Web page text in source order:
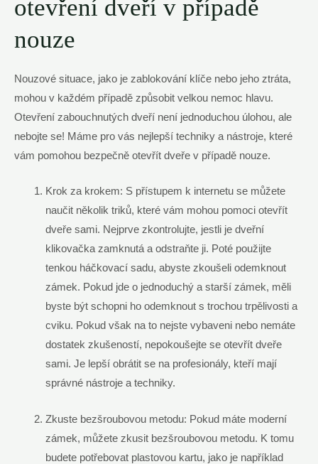
otevření dveří v případě
nouze
Nouzové situace, jako je zablokování klíče nebo jeho ztráta,
mohou v každém případě způsobit velkou nemoc hlavu.
Otevření zabouchnutých dveří není jednoduchou úlohou, ale
nebojte se! Máme pro vás nejlepší techniky a nástroje, které
vám pomohou bezpečně otevřít dveře v případě nouze.
Krok za krokem: S přístupem k internetu se můžete
naučit několik triků, které vám mohou pomoci otevřít
dveře sami. Nejprve zkontrolujte, jestli je dveřní
klikovačka zamknutá a odstraňte ji. Poté použijte
tenkou háčkovací sadu, abyste zkoušeli odemknout
zámek. Pokud jde o jednoduchý a starší zámek, měli
byste být schopni ho odemknout s trochou trpělivosti a
cviku. Pokud však na to nejste vybaveni nebo nemáte
dostatek zkušeností, nepokoušejte se otevřít dveře
sami. Je lepší obrátit se na profesionály, kteří mají
správné nástroje a techniky.
Zkuste bezšroubovou metodu: Pokud máte moderní
zámek, můžete zkusit bezšroubovou metodu. K tomu
budete potřebovat plastovou kartu, jako je například